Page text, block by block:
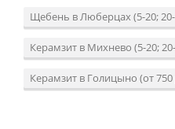
Щебень в Люберцах (5-20;
Керамзит в Михнево (5-20;
Керамзит в Голицыно (от 750